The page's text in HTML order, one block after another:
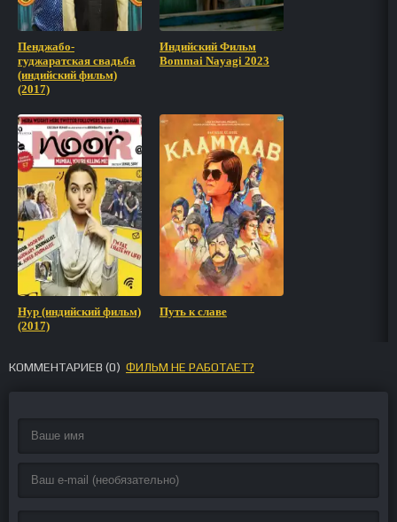
Пенджабо-
гуджаратская свадьба
(индийский фильм)
(2017)
Индийский Фильм
Bommai Nayagi 2023
Нур (индийский фильм)
(2017)
Путь к славе
КОММЕНТАРИЕВ (0) ФИЛЬМ НЕ РАБОТАЕТ?